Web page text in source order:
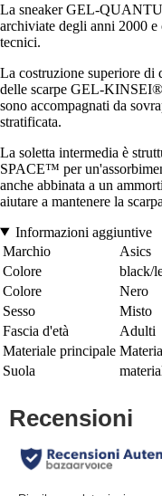
La sneaker GEL-
archiviate degli anni 2000
tecnici.
La costruzione superiore di
delle scarpe GEL-
sono accompagnati da
stratificata.
La soletta intermedia è
SPACE™ per
anche abbinata a un
aiutare a mantenere la
Informazioni aggiuntive
Marchio
Asics
Colore
black/
Colore
Nero
Sesso
Misto
Fascia d'età
Adulti
Materiale principale
Suola